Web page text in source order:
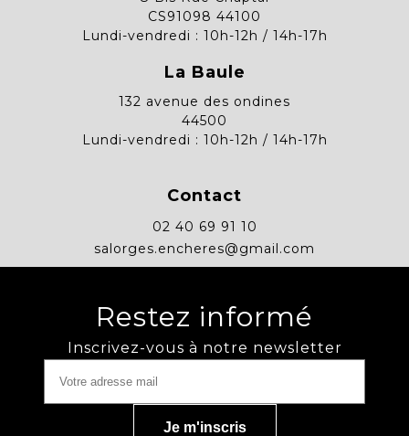
CS91098 44100
Lundi-vendredi : 10h-12h / 14h-17h
La Baule
132 avenue des ondines
44500
Lundi-vendredi : 10h-12h / 14h-17h
Contact
02 40 69 91 10
salorges.encheres@gmail.com
Restez informé
Inscrivez-vous à notre newsletter